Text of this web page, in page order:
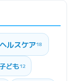
ヘルスケア18
子ども12